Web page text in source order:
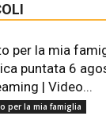
per la mia
puntata 6
| Video...
per la mia famiglia